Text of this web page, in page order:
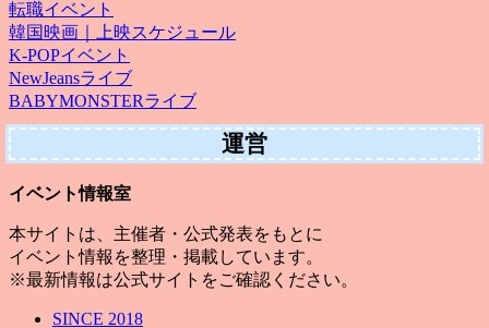
転職イベント
韓国映画｜上映スケジュール
K-POPイベント
NewJeansライブ
BABYMONSTERライブ
運営
イベント情報室
本サイトは、主催者・公式発表をもとに
イベント情報を整理・掲載しています。
※最新情報は公式サイトをご確認ください。
SINCE 2018